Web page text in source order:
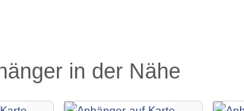
in der Nähe